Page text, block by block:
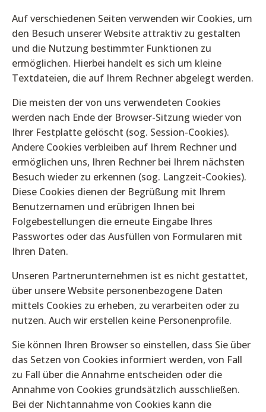
Auf verschiedenen Seiten verwenden wir Cookies, um
den Besuch unserer Website attraktiv zu gestalten
und die Nutzung bestimmter Funktionen zu
ermöglichen. Hierbei handelt es sich um kleine
Textdateien, die auf Ihrem Rechner abgelegt werden.
Die meisten der von uns verwendeten Cookies
werden nach Ende der Browser-Sitzung wieder von
Ihrer Festplatte gelöscht (sog. Session-Cookies).
Andere Cookies verbleiben auf Ihrem Rechner und
ermöglichen uns, Ihren Rechner bei Ihrem nächsten
Besuch wieder zu erkennen (sog. Langzeit-Cookies).
Diese Cookies dienen der Begrüßung mit Ihrem
Benutzernamen und erübrigen Ihnen bei
Folgebestellungen die erneute Eingabe Ihres
Passwortes oder das Ausfüllen von Formularen mit
Ihren Daten.
Unseren Partnerunternehmen ist es nicht gestattet,
über unsere Website personenbezogene Daten
mittels Cookies zu erheben, zu verarbeiten oder zu
nutzen. Auch wir erstellen keine Personenprofile.
Sie können Ihren Browser so einstellen, dass Sie über
das Setzen von Cookies informiert werden, von Fall
zu Fall über die Annahme entscheiden oder die
Annahme von Cookies grundsätzlich ausschließen.
Bei der Nichtannahme von Cookies kann die